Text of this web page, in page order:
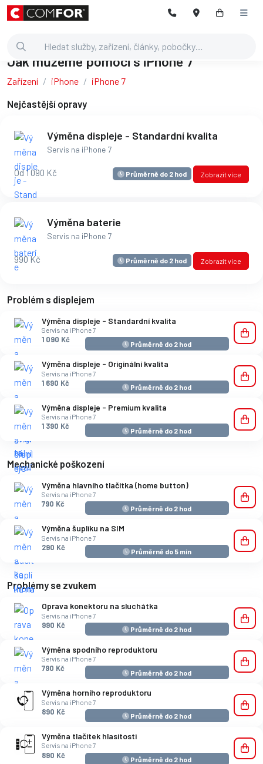
Jak můžeme pomoci s iPhone 7
Zařízení iPhone iPhone 7
Nejčastější opravy
Výměna displeje - Standardní kvalita
Servis na iPhone 7
Od 1 090 Kč Průměrně do 2 hod Zobrazit více
Výměna baterie
Servis na iPhone 7
990 Kč Průměrně do 2 hod Zobrazit více
Problém s displejem
Výměna displeje - Standardní kvalita
Servis na iPhone 7
1 090 Kč
Průměrně do 2 hod
Výměna displeje - Originální kvalita
Servis na iPhone 7
1 690 Kč
Průměrně do 2 hod
Výměna displeje - Premium kvalita
Servis na iPhone 7
1 390 Kč
Průměrně do 2 hod
Mechanické poškození
Výměna hlavního tlačítka (home button)
Servis na iPhone 7
790 Kč
Průměrně do 2 hod
Výměna šuplíku na SIM
Servis na iPhone 7
290 Kč
Průměrně do 5 min
Problémy se zvukem
Oprava konektoru na sluchátka
Servis na iPhone 7
990 Kč
Průměrně do 2 hod
Výměna spodního reproduktoru
Servis na iPhone 7
790 Kč
Průměrně do 2 hod
Výměna horního reproduktoru
Servis na iPhone 7
890 Kč
Průměrně do 2 hod
Výměna tlačítek hlasitosti
Servis na iPhone 7
890 Kč
Průměrně do 2 hod